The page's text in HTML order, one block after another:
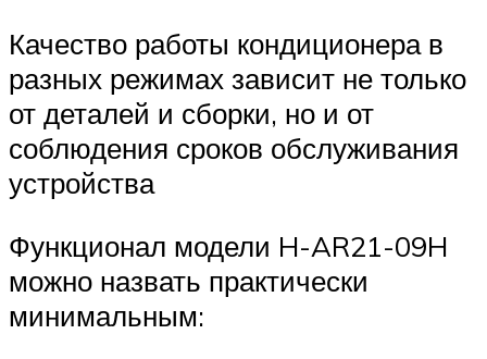
Качество работы кондиционера в
разных режимах зависит не только
от деталей и сборки, но и от
соблюдения сроков обслуживания
устройства
Функционал модели H-AR21-09H
можно назвать практически
минимальным: